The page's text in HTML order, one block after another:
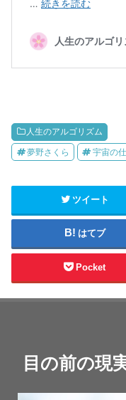
人生のアルゴリズム
夢野さくら 宇宙の
ツイート
はてブ
Pocket
目の前の現